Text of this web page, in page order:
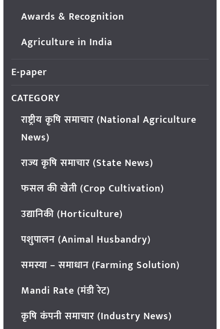
Awards & Recognition
Agriculture in India
E-paper
CATEGORY
राष्ट्रीय कृषि समाचार (National Agriculture
News)
राज्य कृषि समाचार (State News)
फसल की खेती (Crop Cultivation)
उद्यानिकी (Horticulture)
पशुपालन (Animal Husbandry)
समस्या – समाधान (Farming Solution)
Mandi Rate (मंडी रेट)
कृषि कंपनी समाचार (Industry News)